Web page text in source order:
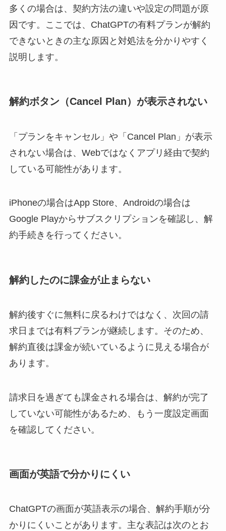
多くの場合は、契約方法の違いや設定の問題が原
因です。ここでは、ChatGPTの有料プランが解約
できないときの主な原因と対処法を分かりやすく
説明します。
解約ボタン（Cancel Plan）が表示されない
「プランをキャンセル」や「Cancel Plan」が表示
されない場合は、Webではなくアプリ経由で契約
している可能性があります。
iPhoneの場合はApp Store、Androidの場合は
Google Playからサブスクリプションを確認し、解
約手続きを行ってください。
解約したのに課金が止まらない
解約後すぐに無料に戻るわけではなく、次回の請
求日までは有料プランが継続します。そのため、
解約直後は課金が続いているように見える場合が
あります。
請求日を過ぎても課金される場合は、解約が完了
していない可能性があるため、もう一度設定画面
を確認してください。
画面が英語で分かりにくい
ChatGPTの画面が英語表示の場合、解約手順が分
かりにくいことがあります。主な表記は次のとお